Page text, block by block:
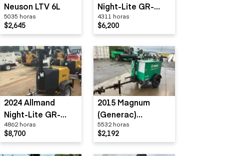
Neuson LTV 6L
5035 horas
$2,645
Night-Lite GR-
Series
4311 horas
$6,200
2024 Allmand
Night-Lite GR-
Series
4862 horas
$8,700
2015 Magnum
(Generac)
MLT3060
5532 horas
$2,192